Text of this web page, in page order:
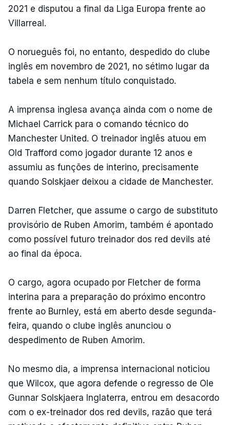
2021 e disputou a final da Liga Europa frente ao
Villarreal.
O norueguês foi, no entanto, despedido do clube
inglês em novembro de 2021, no sétimo lugar da
tabela e sem nenhum título conquistado.
A imprensa inglesa avança ainda com o nome de
Michael Carrick para o comando técnico do
Manchester United. O treinador inglês atuou em
Old Trafford como jogador durante 12 anos e
assumiu as funções de interino, precisamente
quando Solskjaer deixou a cidade de Manchester.
Darren Fletcher, que assume o cargo de substituto
provisório de Ruben Amorim, também é apontado
como possível futuro treinador dos red devils até
ao final da época.
O cargo, agora ocupado por Fletcher de forma
interina para a preparação do próximo encontro
frente ao Burnley, está em aberto desde segunda-
feira, quando o clube inglês anunciou o
despedimento de Ruben Amorim.
No mesmo dia, a imprensa internacional noticiou
que Wilcox, que agora defende o regresso de Ole
Gunnar Solskjaera Inglaterra, entrou em desacordo
com o ex-treinador dos red devils, razão que terá